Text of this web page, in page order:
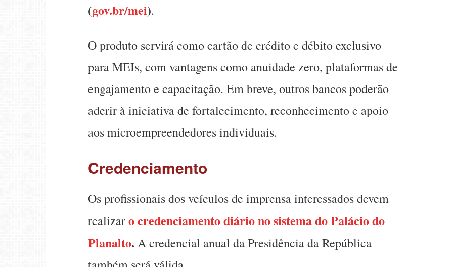
(gov.br/mei).
O produto servirá como cartão de crédito e débito exclusivo
para MEIs, com vantagens como anuidade zero, plataformas de
engajamento e capacitação. Em breve, outros bancos poderão
aderir à iniciativa de fortalecimento, reconhecimento e apoio
aos microempreendedores individuais.
Credenciamento
Os profissionais dos veículos de imprensa interessados devem
realizaro credenciamento diário no sistema do Palácio do
Planalto. A credencial anual da Presidência da República